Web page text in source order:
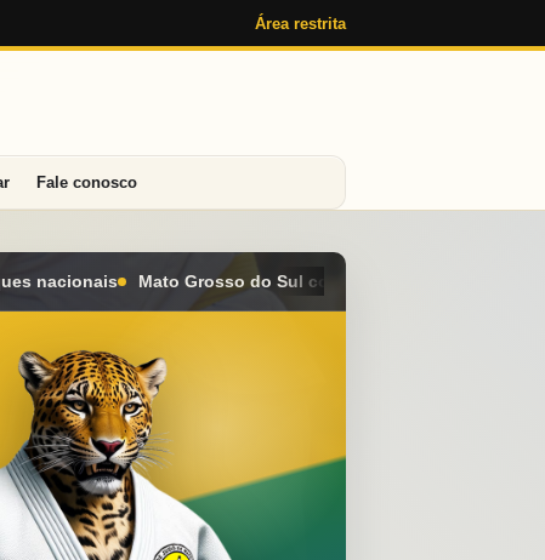
Área restrita
Fale conosco
conquista seis medalhas e alcança o 4º lugar geral no